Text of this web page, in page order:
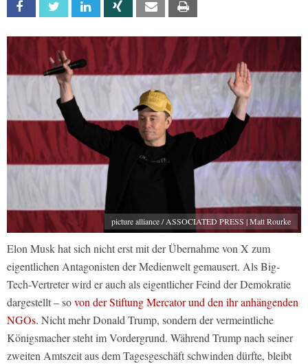
Facebook Twitter Linkedin Xing Email
picture alliance / ASSOCIATED PRESS | Matt Rourke
Elon Musk hat sich nicht erst mit der Übernahme von X zum
eigentlichen Antagonisten der Medienwelt gemausert. Als Big-
Tech-Vertreter wird er auch als eigentlicher Feind der Demokratie
dargestellt – sovon der Stiftung Mercator und den ihr anhängenden
NGOs. Nicht mehr Donald Trump, sondern der vermeintliche
Königsmacher steht im Vordergrund. Während Trump nach seiner
zweiten Amtszeit aus dem Tagesgeschäft schwinden dürfte, bleibt